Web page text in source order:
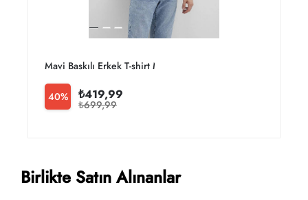
Mavi Baskılı Erkek T-shirt M0610943-70144
40% ₺419,99
₺699,99
Birlikte Satın Alınanlar